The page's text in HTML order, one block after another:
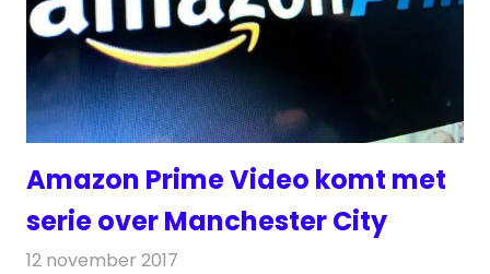
Amazon Prime Video komt met
serie over Manchester City
12 november 2017